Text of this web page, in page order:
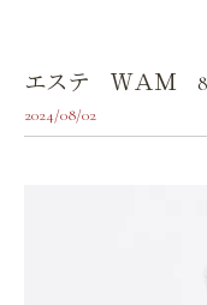
エステ ＷＡＭ 8
2024/08/02